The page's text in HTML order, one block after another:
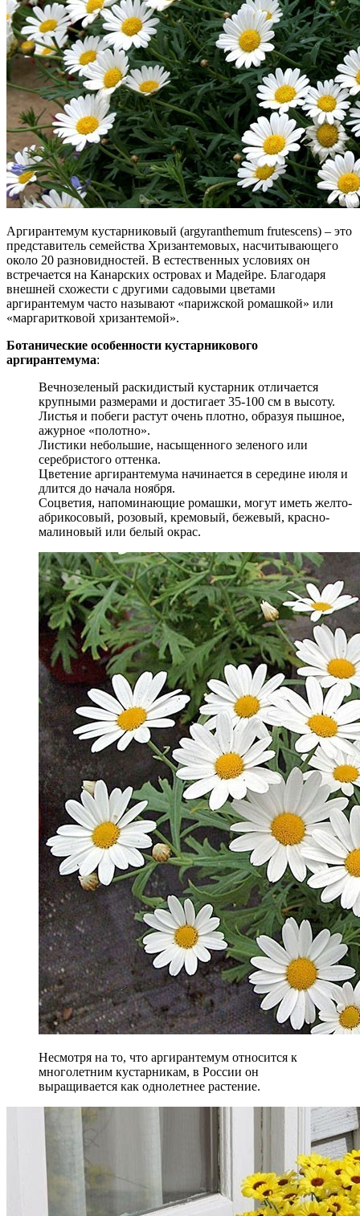
Аргирантемум кустарниковый (argyranthemum frutescens) – это
представитель семейства Хризантемовых, насчитывающего
около 20 разновидностей. В естественных условиях он
встречается на Канарских островах и Мадейре. Благодаря
внешней схожести с другими садовыми цветами
аргирантемум часто называют «парижской ромашкой» или
«маргаритковой хризантемой».
Ботанические особенности кустарникового
аргирантемума:
Вечнозеленый раскидистый кустарник отличается
крупными размерами и достигает 35-100 см в высоту.
Листья и побеги растут очень плотно, образуя пышное,
ажурное «полотно».
Листики небольшие, насыщенного зеленого или
серебристого оттенка.
Цветение аргирантемума начинается в середине июля и
длится до начала ноября.
Соцветия, напоминающие ромашки, могут иметь желто-
абрикосовый, розовый, кремовый, бежевый, красно-
малиновый или белый окрас.
Несмотря на то, что аргирантемум относится к
многолетним кустарникам, в России он
выращивается как однолетнее растение.